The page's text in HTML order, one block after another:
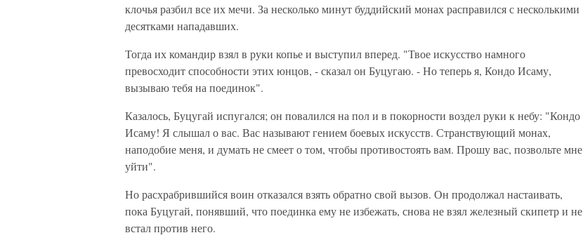
клочья разбил все их мечи. За несколько минут буддийский монах расправился с несколькими
десятками нападавших.
Тогда их командир взял в руки копье и выступил вперед. "Твое искусство намного
превосходит способности этих юнцов, - сказал он Буцугаю. - Но теперь я, Кондо Исаму,
вызываю тебя на поединок".
Казалось, Буцугай испугался; он повалился на пол и в покорности воздел руки к небу: "Кондо
Исаму! Я слышал о вас. Вас называют гением боевых искусств. Странствующий монах,
наподобие меня, и думать не смеет о том, чтобы противостоять вам. Прошу вас, позвольте мне
уйти".
Но расхрабрившийся воин отказался взять обратно свой вызов. Он продолжал настаивать,
пока Буцугай, понявший, что поединка ему не избежать, снова не взял железный скипетр и не
встал против него.